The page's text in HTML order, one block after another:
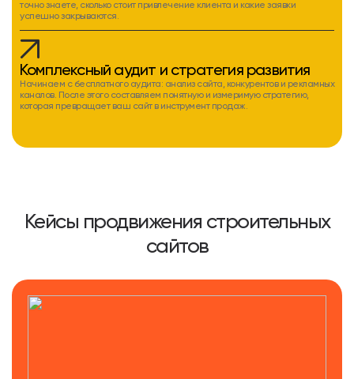
точно знаете, сколько стоит привлечение клиента и какие заявки
успешно закрываются.
Комплексный аудит и стратегия развития
Начинаем с бесплатного аудита: анализ сайта, конкурентов и рекламных
каналов. После этого составляем понятную и измеримую стратегию,
которая превращает ваш сайт в инструмент продаж.
Кейсы продвижения строительных
сайтов